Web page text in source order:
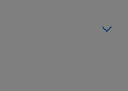
ください＊
にイチから教えます ル
心◎